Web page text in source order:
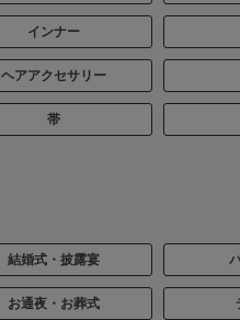
インナー
ヘアアクセサリー
帯
結婚式・披露宴
お通夜・お葬式